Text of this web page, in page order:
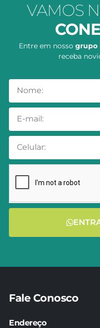
VAMOS
Entre em nosso grupo
receba
Fale Conosco
Endereço